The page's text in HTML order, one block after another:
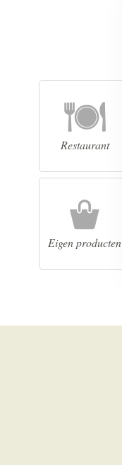
Restaurant
Eigen producten